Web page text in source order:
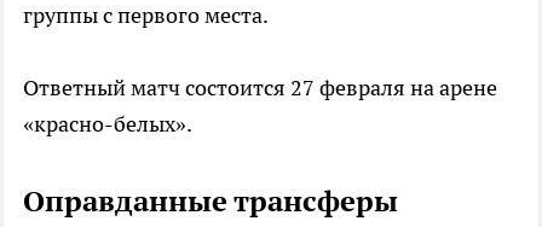
группы с первого места.
Ответный матч состоится 27 февраля на арене
«красно-белых».
Оправданные трансферы